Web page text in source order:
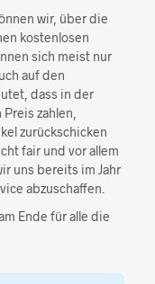
wir, über die
kostenlosen
sich meist nur
auf den
dass in der
zahlen,
zurückschicken
fair und vor allem
uns bereits im Jahr
abzuschaffen.
Ende für alle die